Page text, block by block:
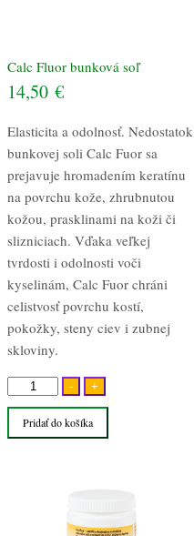
Calc Fluor bunková soľ
14,50 €
Elasticita a odolnosť. Nedostatok
bunkovej soli Calc Fuor sa
prejavuje hromadením keratínu
na povrchu kože, zhrubnutou
kožou, prasklinami na koži či
slizniciach. Vďaka veľkej
tvrdosti i odolnosti voči
kyselinám, Calc Fuor chráni
celistvosť povrchu kostí,
pokožky, steny ciev i zubnej
skloviny.
-
množstvo
Calc
Fluor
+
Pridať do košíka